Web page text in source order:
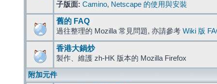
子版面: Camino, Netscape 的使用與安裝
舊的 FAQ
過往整理的 Mozilla 常見問題, 亦請參考 Wiki 版
香港大鍋炒
製作、維護 zh-HK 版本的 Mozilla Firefox
附加元件